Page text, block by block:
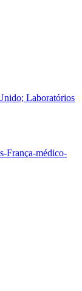
Laboratórios
França-médico-